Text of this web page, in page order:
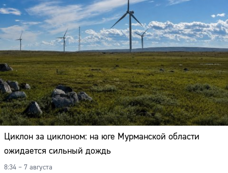
Циклон за циклоном: на юге Мурманской области
ожидается сильный дождь
8:34 – 7 августа